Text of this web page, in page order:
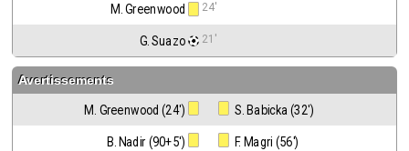
M. Greenwood 24'
G. Suazo 21'
Avertissements
M. Greenwood (24') S. Babicka (32')
B. Nadir (90+5') F. Magri (56')